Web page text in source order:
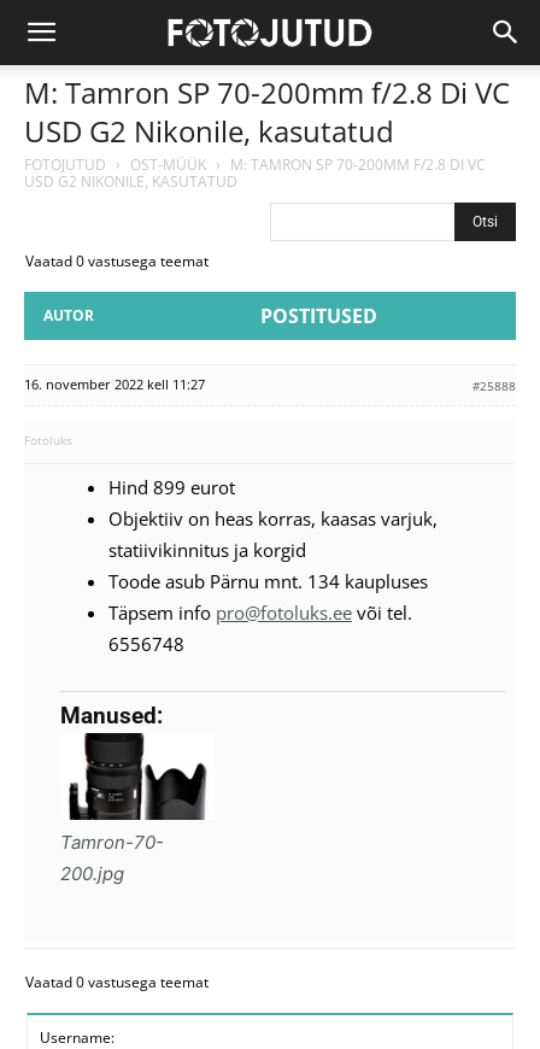
M: Tamron SP 70-200mm f/2.8 Di VC
USD G2 Nikonile, kasutatud
FOTOJUTUD › OST-MÜÜK › M: TAMRON SP 70-200MM F/2.8 DI VC
USD G2 NIKONILE, KASUTATUD
Vaatad 0 vastusega teemat
AUTOR POSTITUSED
16. november 2022 kell 11:27 #25888
Fotoluks
Hind 899 eurot
Objektiiv on heas korras, kaasas varjuk,
statiivikinnitus ja korgid
Toode asub Pärnu mnt. 134 kaupluses
Täpsem info pro@fotoluks.ee või tel.
6556748
Manused:
Tamron-70-
200.jpg
Vaatad 0 vastusega teemat
Username: